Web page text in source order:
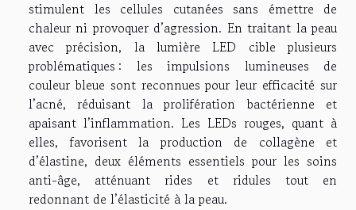
stimulent les cellules cutanées sans émettre de
chaleur ni provoquer d’agression. En traitant la peau
avec précision, la lumière LED cible plusieurs
problématiques : les impulsions lumineuses de
couleur bleue sont reconnues pour leur efficacité sur
l’acné, réduisant la prolifération bactérienne et
apaisant l’inflammation. Les LEDs rouges, quant à
elles, favorisent la production de collagène et
d’élastine, deux éléments essentiels pour les soins
anti-âge, atténuant rides et ridules tout en
redonnant de l’élasticité à la peau.